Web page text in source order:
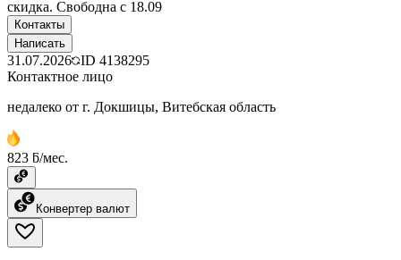
скидка. Свободна с 18.09
Контакты
Написать
31.07.2026 ID 4138295
Контактное лицо
недалеко от г. Докшицы, Витебская область
823 ƃ/мес.
Конвертер валют